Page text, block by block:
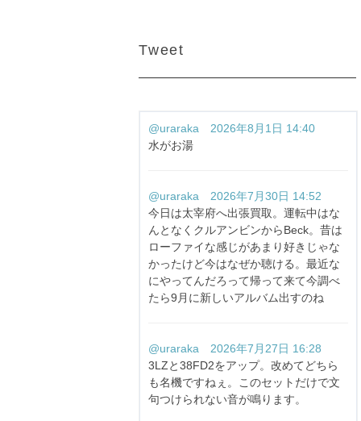
Tweet
@uraraka 2026年8月1日 14:40
水がお湯
@uraraka 2026年7月30日 14:52
今日は太宰府へ出張買取。運転中はな
んとなくクルアンビンからBeck。昔は
ローファイな感じがあまり好きじゃな
かったけど今はなぜか聴ける。最近な
にやってんだろって帰って来て今調べ
たら9月に新しいアルバム出すのね
@uraraka 2026年7月27日 16:28
3LZと38FD2をアップ。改めてどちら
も名機ですねぇ。このセットだけで文
句つけられない音が鳴ります。